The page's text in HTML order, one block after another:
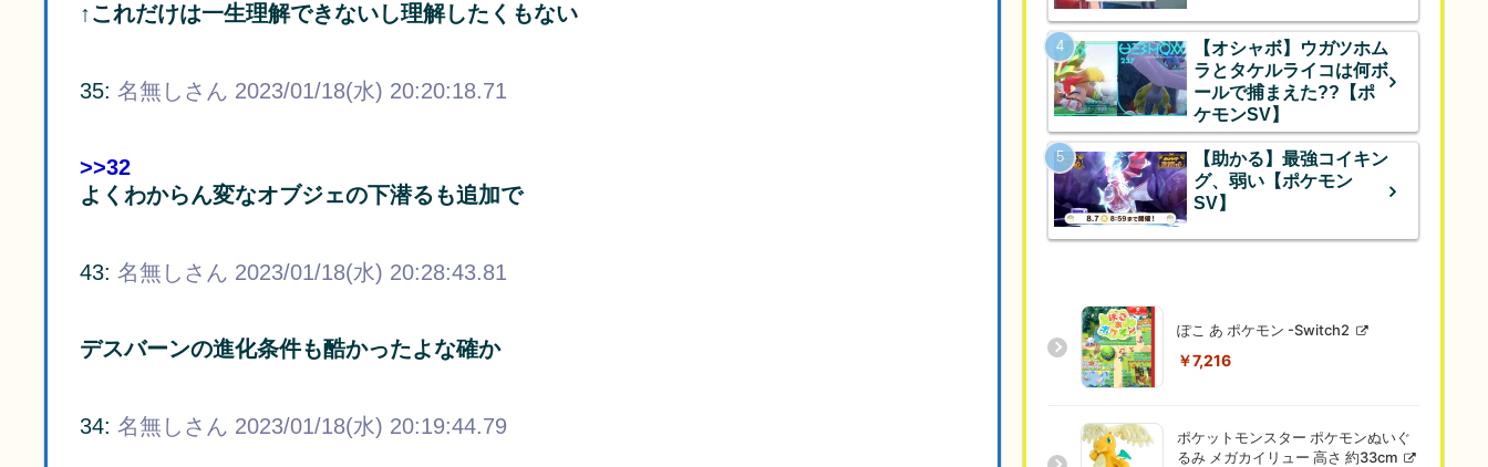
↑これだけは一生理解できないし理解したくもない
35: 名無しさん 2023/01/18(水) 20:20:18.71
>>32
よくわからん変なオブジェの下潜るも追加で
43: 名無しさん 2023/01/18(水) 20:28:43.81
デスバーンの進化条件も酷かったよな確か
34: 名無しさん 2023/01/18(水) 20:19:44.79
【オシャボ】ウガツホム
ラとタケルライコは何ボ
ールで捕まえた??【ポ
ケモンSV】
【助かる】最強コイキン
グ、弱い【ポケモン
SV】
ぽこ あ ポケモン -Switch2
￥7,216
ポケットモンスター ポケモンぬいぐ
るみ メガカイリュー 高さ 約33cm